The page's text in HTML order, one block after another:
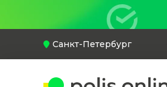
Санкт-Петербург